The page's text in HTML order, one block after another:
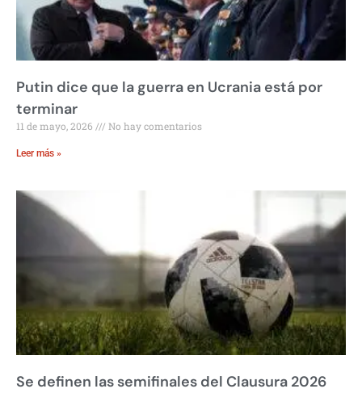
Putin dice que la guerra en Ucrania está por
terminar
11 de mayo, 2026 No hay comentarios
Leer más »
Se definen las semifinales del Clausura 2026